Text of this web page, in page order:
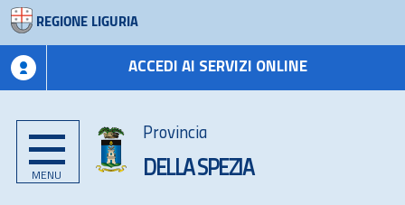
REGIONE LIGURIA
ACCEDI AI SERVIZI ONLINE
MENU
Provincia
DELLA SPEZIA